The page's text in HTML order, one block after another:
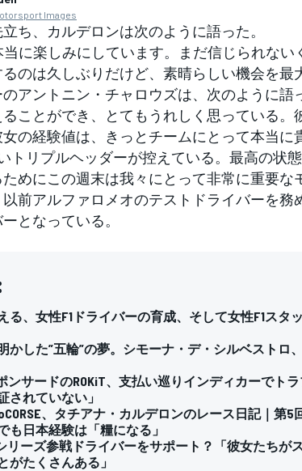
Images
ち、カルデロンは次のように語った。
当に楽しみにしています。まだ信じられない
るのは久しぶりだけど、素晴らしい機会を最
アントニン・チャロウズは、次のように語
ることができ、とてもうれしく思っている
の経験値は、きっとチームにとって本当に
トリプルヘッダーが控えている。最高の状
めにこの週末は我々にとって非常に重要な
前アルファロメオのテストドライバーを務
となっている。
る、女性F1ドライバーの育成、そして女性F1スタ
かした”五輪”の夢。シモーナ・デ・シルベストロ
ンサードのROKiT、支払い巡りインディカーでト
されていない」
、タチアナ・カルデロンのレース日記｜第
も日本経験は「糧になる」
リーズ参戦ドライバーをサポート？「彼女たちが
がたくさんある」